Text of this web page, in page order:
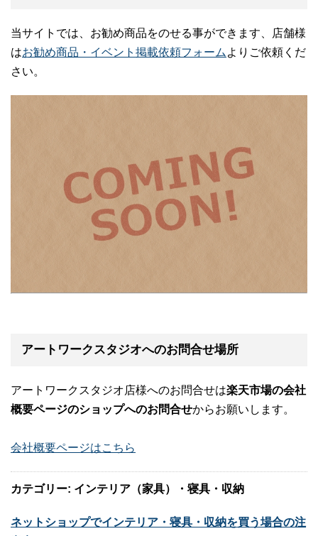
当サイトでは、お勧め商品をのせる事ができます、店舗様
はお勧め商品・イベント掲載依頼フォーム よりご依頼くだ
さい。
アートワークスタジオへのお問合せ場所
アートワークスタジオ店様へのお問合せは楽天市場の会社
概要ページのショップへのお問合せからお願いします。
会社概要ページはこちら
カテゴリー: インテリア（家具）・寝具・収納
ネットショップでインテリア・寝具・収納を買う場合の注